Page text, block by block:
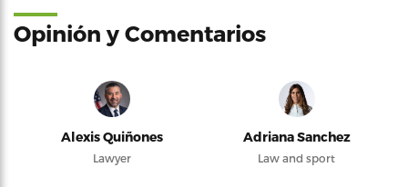
Opinión y Comentarios
Alexis Quiñones
Lawyer
Adriana Sanchez
Law and sport